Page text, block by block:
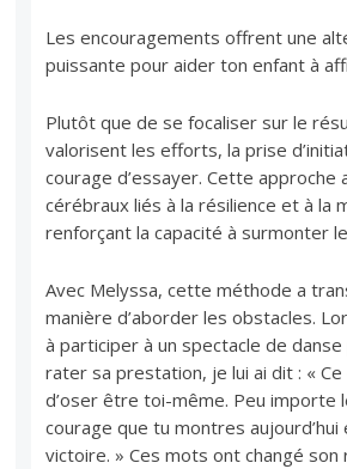
Les encouragements offrent une
puissante pour aider ton enfant à
Plutôt que de se focaliser sur le
valorisent les efforts, la prise
courage d’essayer. Cette approche
cérébraux liés à la résilience et à la
renforçant la capacité à surmonter
Avec Melyssa, cette méthode a
manière d’aborder les obstacles.
à participer à un spectacle de
rater sa prestation, je lui ai dit : « Ce
d’oser être toi-même. Peu importe
courage que tu montres aujourd’hui
victoire. » Ces mots ont changé son